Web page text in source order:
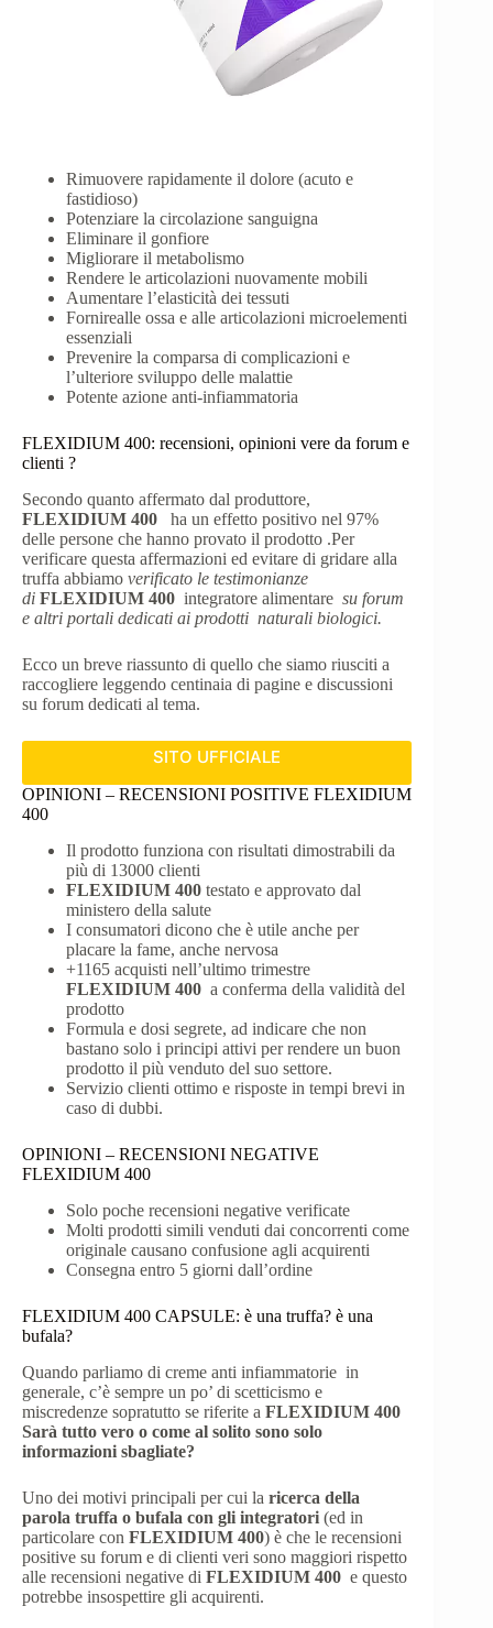
Rimuovere rapidamente il dolore (acuto e
fastidioso)
Potenziare la circolazione sanguigna
Eliminare il gonfiore
Migliorare il metabolismo
Rendere le articolazioni nuovamente mobili
Aumentare l’elasticità dei tessuti
Fornirealle ossa e alle articolazioni microelementi
essenziali
Prevenire la comparsa di complicazioni e
l’ulteriore sviluppo delle malattie
Potente azione anti-infiammatoria
FLEXIDIUM 400: recensioni, opinioni vere da forum e
clienti ?
Secondo quanto affermato dal produttore,
FLEXIDIUM 400 ha un effetto positivo nel 97%
delle persone che hanno provato il prodotto .Per
verificare questa affermazioni ed evitare di gridare alla
truffa abbiamo verificato le testimonianze
di FLEXIDIUM 400 integratore alimentare su forum
e altri portali dedicati ai prodotti naturali biologici.
Ecco un breve riassunto di quello che siamo riusciti a
raccogliere leggendo centinaia di pagine e discussioni
su forum dedicati al tema.
SITO UFFICIALE
OPINIONI – RECENSIONI POSITIVE FLEXIDIUM
400
Il prodotto funziona con risultati dimostrabili da
più di 13000 clienti
FLEXIDIUM 400 testato e approvato dal
ministero della salute
I consumatori dicono che è utile anche per
placare la fame, anche nervosa
+1165 acquisti nell’ultimo trimestre
FLEXIDIUM 400 a conferma della validità del
prodotto
Formula e dosi segrete, ad indicare che non
bastano solo i principi attivi per rendere un buon
prodotto il più venduto del suo settore.
Servizio clienti ottimo e risposte in tempi brevi in
caso di dubbi.
OPINIONI – RECENSIONI NEGATIVE
FLEXIDIUM 400
Solo poche recensioni negative verificate
Molti prodotti simili venduti dai concorrenti come
originale causano confusione agli acquirenti
Consegna entro 5 giorni dall’ordine
FLEXIDIUM 400 CAPSULE: è una truffa? è una
bufala?
Quando parliamo di creme anti infiammatorie in
generale, c’è sempre un po’ di scetticismo e
miscredenze sopratutto se riferite a FLEXIDIUM 400
Sarà tutto vero o come al solito sono solo
informazioni sbagliate?
Uno dei motivi principali per cui la ricerca della
parola truffa o bufala con gli integratori (ed in
particolare con FLEXIDIUM 400) è che le recensioni
positive su forum e di clienti veri sono maggiori rispetto
alle recensioni negative di FLEXIDIUM 400 e questo
potrebbe insospettire gli acquirenti.